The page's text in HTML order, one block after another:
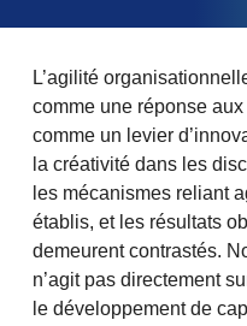
L’agilité
comme une réponse
comme un levier
la créativité dans les
les mécanismes reliant
établis, et les résultats
demeurent contrastés.
n’agit pas directement
le développement de